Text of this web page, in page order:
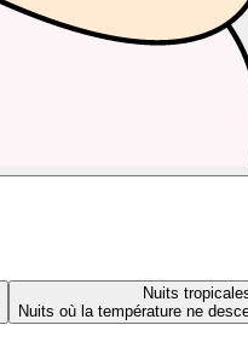
Nuits
Nuits où la température ne